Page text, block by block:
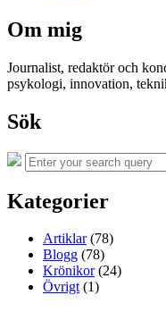
Om mig
Journalist, redaktör och
psykologi, innovation,
Sök
Search
for:
Kategorier
Artiklar(78)
Blogg (78)
Krönikor(24)
Övrigt(1)